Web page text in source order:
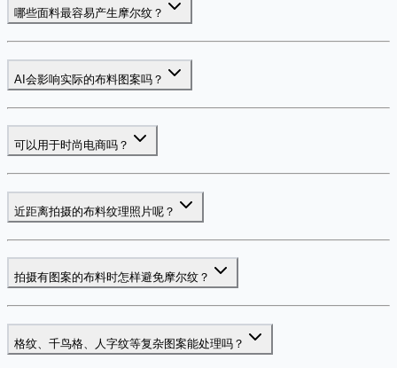
哪些面料最容易产生摩尔纹？
AI会影响实际的布料图案吗？
可以用于时尚电商吗？
近距离拍摄的布料纹理照片呢？
拍摄有图案的布料时怎样避免摩尔纹？
格纹、千鸟格、人字纹等复杂图案能处理吗？